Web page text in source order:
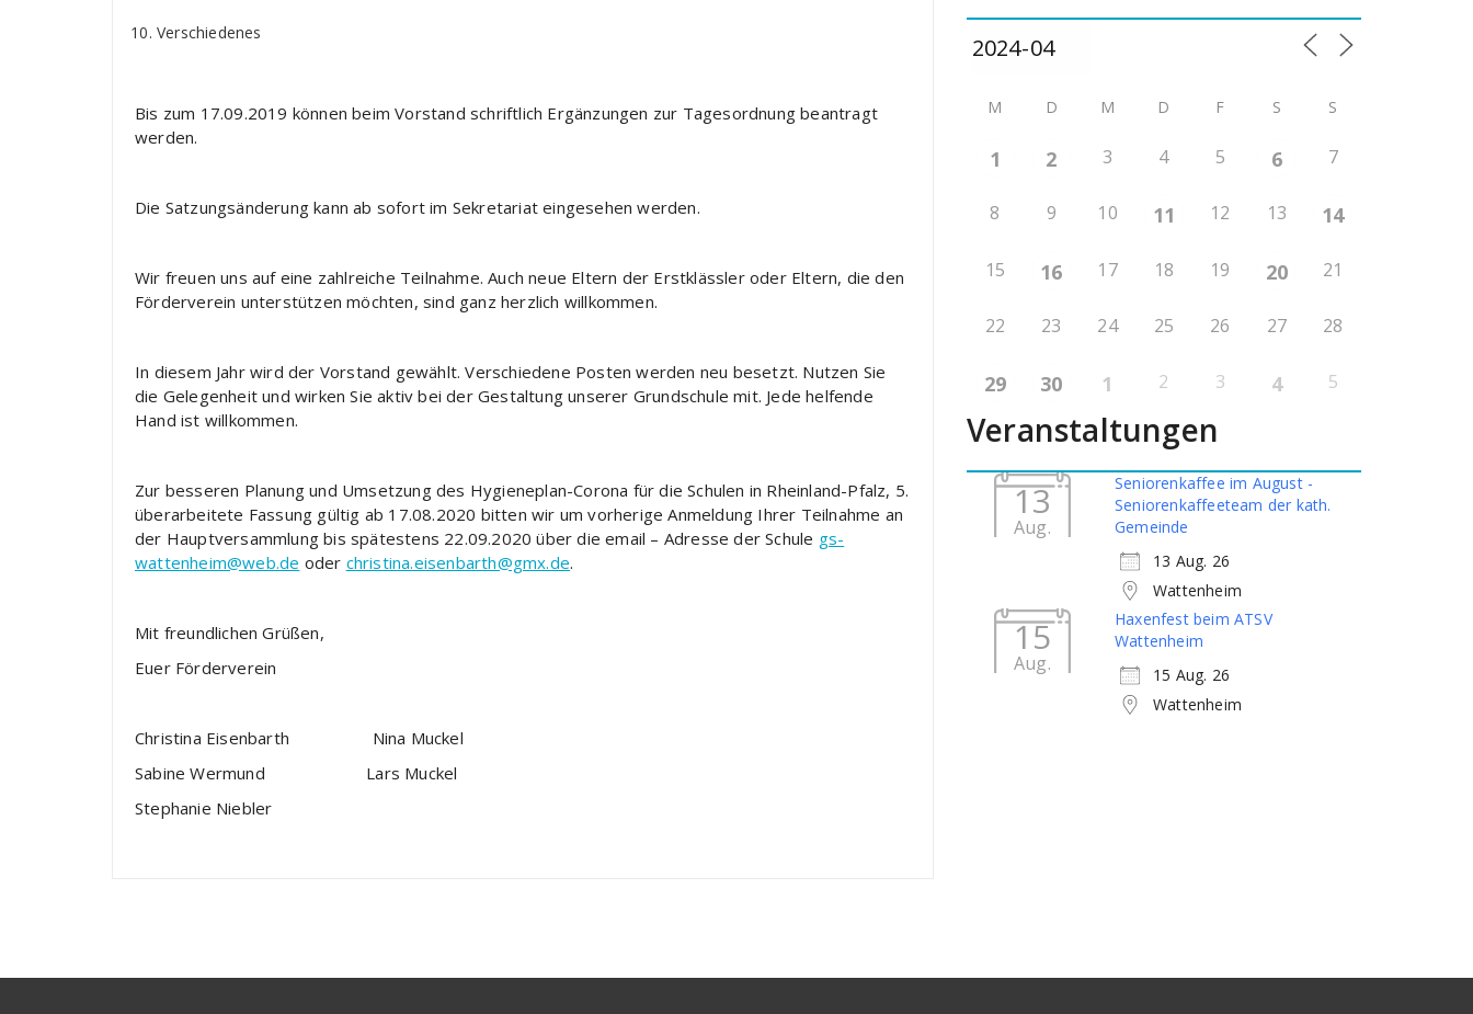
Verschiedenes
Bis zum 17.09.2019 können beim Vorstand schriftlich Ergänzungen zur Tagesordnung beantragt
werden.
Die Satzungsänderung kann ab sofort im Sekretariat eingesehen werden.
Wir freuen uns auf eine zahlreiche Teilnahme. Auch neue Eltern der Erstklässler oder Eltern, die den
Förderverein unterstützen möchten, sind ganz herzlich willkommen.
In diesem Jahr wird der Vorstand gewählt. Verschiedene Posten werden neu besetzt. Nutzen Sie
die Gelegenheit und wirken Sie aktiv bei der Gestaltung unserer Grundschule mit. Jede helfende
Hand ist willkommen.
Zur besseren Planung und Umsetzung des Hygieneplan-Corona für die Schulen in Rheinland-Pfalz, 5.
überarbeitete Fassung gültig ab 17.08.2020 bitten wir um vorherige Anmeldung Ihrer Teilnahme an
der Hauptversammlung bis spätestens 22.09.2020 über die email – Adresse der Schule gs-
wattenheim@web.de oder christina.eisenbarth@gmx.de.
Mit freundlichen Grüßen,
Euer Förderverein
Christina Eisenbarth Nina Muckel
Sabine Wermund Lars Muckel
Stephanie Niebler
M D M D F S S
1 2 3 4 5 6 7
8 9 10 11 12 13 14
15 16 17 18 19 20 21
22 23 24 25 26 27 28
29 30 1 2 3 4 5
Veranstaltungen
13
Aug.
Seniorenkaffee im August -
Seniorenkaffeeteam der kath.
Gemeinde
13 Aug. 26
Wattenheim
15
Aug.
Haxenfest beim ATSV
Wattenheim
15 Aug. 26
Wattenheim